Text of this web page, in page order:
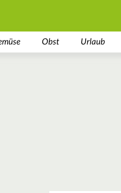
Obst Urlaub